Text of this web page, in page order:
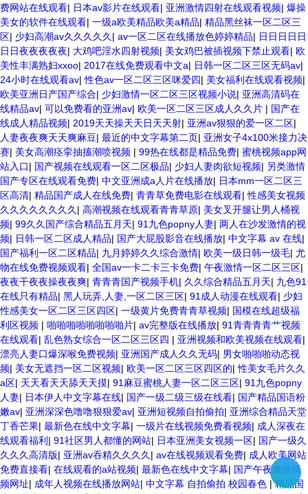
费网站在线观看| 日本av影片在线观看| 亚洲激情四射在线观看视频| 爆操
美女的软件在线观看| 一级a欧美精品欧美a精品| 精品黑丝袜一区二区三
区| 少妇高潮av久久久久久 | av一区二区在线播放色婷婷精品| 日日日日日
日日夜夜夜夜夜| 大鸡吧淫水四射视频| 美女鸡巴被插视频下禁止观看| 欧
美性丰满熟妇xxoo| 2017在线免费观看中文a| 日韩一区二区三区无码av|
24小时在线观看av|性色av一区二区三区咪爱四| 美女福利在线观看视频|
欧美亚洲日产国产综合| 少妇激情一区二区三区视频小说| 亚洲高清码在
线精品av| 可以免费看的亚洲av| 欧美一区二区三区成人久久片 | 国产在
线成人精品视频| 2019天天操天天日天天射| 亚洲av狠狠的爱一区二区|
人妻夜夜爽天天爽麻豆| 最近的中文字幕第二页| 亚洲女子4x100米接力决
赛| 美女高潮痉挛抽搐潮喷视频 | 99热在线都是精品免费| 蜜桃视频app网
站入口| 国产视频在线观看一区二区极品| 少妇人妻肉欲短视频| 另类激情
国产专区在线观看免费| 中文亚洲成a人片在线播放| 日本mm一区二区三
区高清| 精品国产成人在线免费| 青青草免费电影在线观看|性感美女视频
久久久久久久久久 | 高潮视频在线观看青青草原| 美女叉开腿让男人桶视
频| 99久久国产综合精品五月天| 91九色popny人妻| 两人在沙发激情的视
频| 日韩一区二区成人精品| 国产大屁股影音在线播放| 中文字幕 av 在线|
国产福利一区二区精品| 九月婷婷久久综合激情| 欧美一级日韩一级毛| 尤
物在线免费视频观看| 全国av一卡二卡三卡免费| 午夜激情一区二区三区|
夜夜干夜夜操夜夜爽| 青青青国产视频手机| 久久综合精品五月天| 九色91
在线只有精品| 黑人玩弄,人妻,一区二区三区| 91成人动漫在线观看| 少妇
性感美女一区二区三区四区| 一级黄片免费青青草视频| 国模在线超级福
利区视频 | 啪啪啪啪啪啪啪啪片| av完整版在线播放| 91青青青青艹视频
在线观看| 乱色熟女综合一区二区三区四 | 亚洲视频和欧美视频在线观看|
漂亮人妻口爆深喉免费视频| 亚洲国产成人久久无码| 男女啪啪啪动态视
频| 美女无遮挡一区二区视频| 欧美一区二区三区四区的|性美女毛片久久
a区| 天天看天天舔天天摸| 91麻豆蜜桃人妻一区二区三区| 91九色popny
人妻| 日本伊人中文字幕在线| 国产一级二级三级在线看| 国产精品国语粉
嫩av| 亚洲深深色噜噜狠狠爱av| 亚洲短视频自拍偷拍| 亚洲综合精品天堂
丁香芒果| 最新色在线中文字幕| 一级片在线视频免费看视频| 成人深夜在
线观看福利 | 91社区男人都懂的网站| 日本亚洲美女视频一区| 国产一级久
久久久高清版| 亚洲av吞精久久久久 | av在线视频观看免费| 成人欧美网站
免费直接看| 在线观看的a站视频| 最新色在线中文字幕| 国产午夜激情视
频网址| 成年人视频在线播放网站| 中文字幕 自拍偷拍 校园春色 |精品国